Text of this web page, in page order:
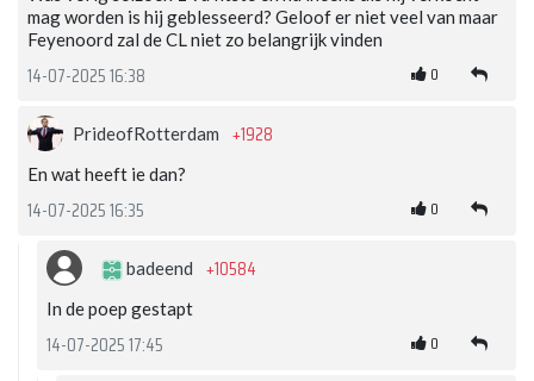
mag worden is hij geblesseerd? Geloof er niet veel van maar
Feyenoord zal de CL niet zo belangrijk vinden
14-07-2025 16:38 0
PrideofRotterdam +1928
En wat heeft ie dan?
14-07-2025 16:35 0
badeend +10584
In de poep gestapt
14-07-2025 17:45 0